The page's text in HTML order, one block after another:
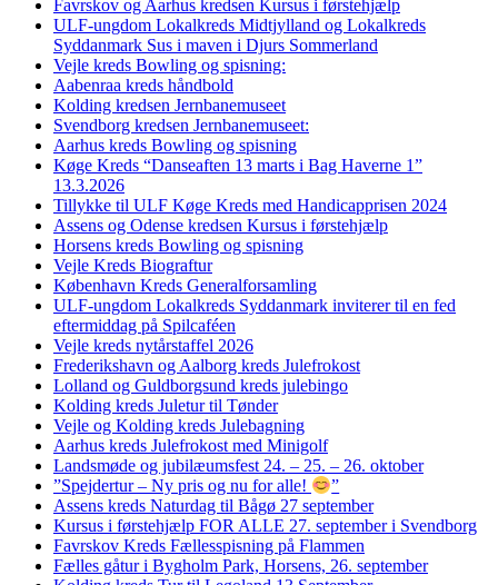
Favrskov og Aarhus kredsen Kursus i førstehjælp
ULF-ungdom Lokalkreds Midtjylland og Lokalkreds
Syddanmark Sus i maven i Djurs Sommerland
Vejle kreds Bowling og spisning:
Aabenraa kreds håndbold
Kolding kredsen Jernbanemuseet
Svendborg kredsen Jernbanemuseet:
Aarhus kreds Bowling og spisning
Køge Kreds “Danseaften 13 marts i Bag Haverne 1”
13.3.2026
Tillykke til ULF Køge Kreds med Handicapprisen 2024
Assens og Odense kredsen Kursus i førstehjælp
Horsens kreds Bowling og spisning
Vejle Kreds Biograftur
København Kreds Generalforsamling
ULF-ungdom Lokalkreds Syddanmark inviterer til en fed
eftermiddag på Spilcaféen
Vejle kreds nytårstaffel 2026
Frederikshavn og Aalborg kreds Julefrokost
Lolland og Guldborgsund kreds julebingo
Kolding kreds Juletur til Tønder
Vejle og Kolding kreds Julebagning
Aarhus kreds Julefrokost med Minigolf
Landsmøde og jubilæumsfest 24. – 25. – 26. oktober
”Spejdertur – Ny pris og nu for alle!
”
Assens kreds Naturdag til Bågø 27 september
Kursus i førstehjælp FOR ALLE 27. september i Svendborg
Favrskov Kreds Fællesspisning på Flammen
Fælles gåtur i Bygholm Park, Horsens, 26. september